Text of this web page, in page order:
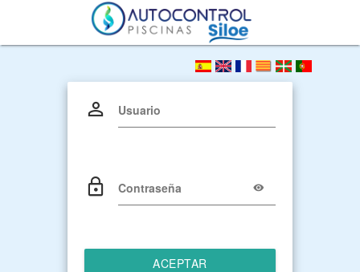
Usuario
Contraseña
ACEPTAR